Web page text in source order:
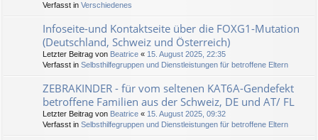
Verfasst in Verschiedenes
Infoseite-und Kontaktseite über die FOXG1-Mutation
(Deutschland, Schweiz und Österreich)
Letzter Beitrag von Beatrice « 15. August 2025, 22:35
Verfasst in Selbsthilfegruppen und Dienstleistungen für betroffene Eltern
ZEBRAKINDER - für vom seltenen KAT6A-Gendefekt
betroffene Familien aus der Schweiz, DE und AT/ FL
Letzter Beitrag von Beatrice « 15. August 2025, 09:32
Verfasst in Selbsthilfegruppen und Dienstleistungen für betroffene Eltern